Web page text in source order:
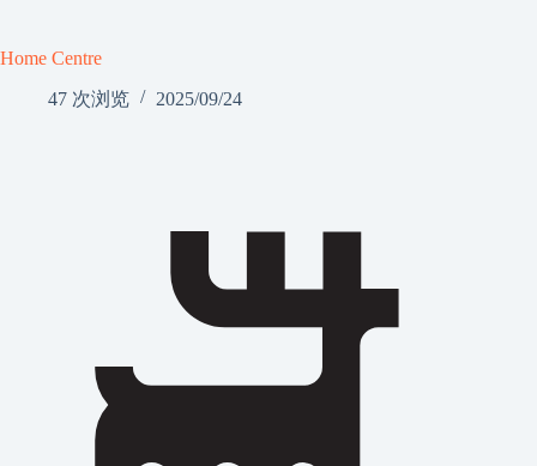
Home Centre
47 次浏览
2025/09/24